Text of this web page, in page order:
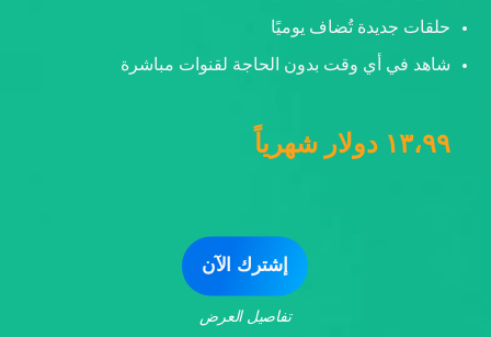
حلقات جديدة تُضاف يوميًا
شاهد في أي وقت بدون الحاجة لقنوات مباشرة
١٣،٩٩ دولار شهرياً
إشترك الآن
تفاصيل العرض